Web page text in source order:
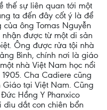
thế sự liên quan tới một
ta đến đây cốt ý là để
ông Tomas Nguyễn
được từ một di sản
Ông được rửa tội nhà
Bình, chính nơi là giáo
nhà Việt Nam học nổi
Cha Cadiere cũng
tại Việt Nam. Cũng
Hồng Y Phanxico
dìu dắt con chiên bổn